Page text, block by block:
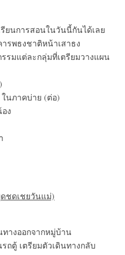
ยนการสอนในวันนี้กันได้เลย
รพธงชาติหน้าเสาธง
รมแต่ละกลุ่มที่เตรียมวางแผน
นภาคบ่าย (ต่อ)
ง
ชดเชยวันแม่)
างออกจากหมู่บ้าน
ถตู้ เตรียมตัวเดินทางกลับ